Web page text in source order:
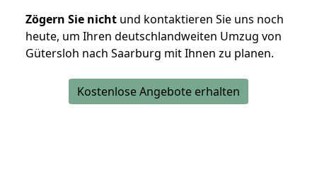
Zögern Sie nicht und kontaktieren Sie uns noch
heute, um Ihren deutschlandweiten Umzug von
Gütersloh nach Saarburg mit Ihnen zu planen.
Kostenlose Angebote erhalten